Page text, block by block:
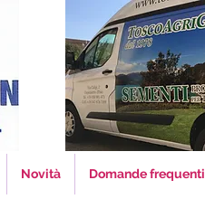
Novità Domande frequenti